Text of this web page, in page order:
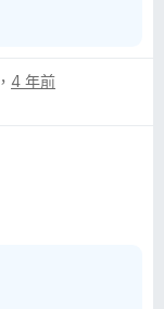
， 4 年前